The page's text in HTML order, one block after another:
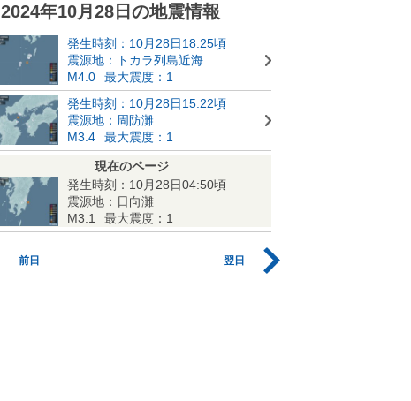
2024年10月28日の地震情報
発生時刻：10月28日18:25頃
震源地：トカラ列島近海
M4.0
最大震度：1
発生時刻：10月28日15:22頃
震源地：周防灘
M3.4
最大震度：1
現在のページ
発生時刻：10月28日04:50頃
震源地：日向灘
M3.1
最大震度：1
前日 翌日